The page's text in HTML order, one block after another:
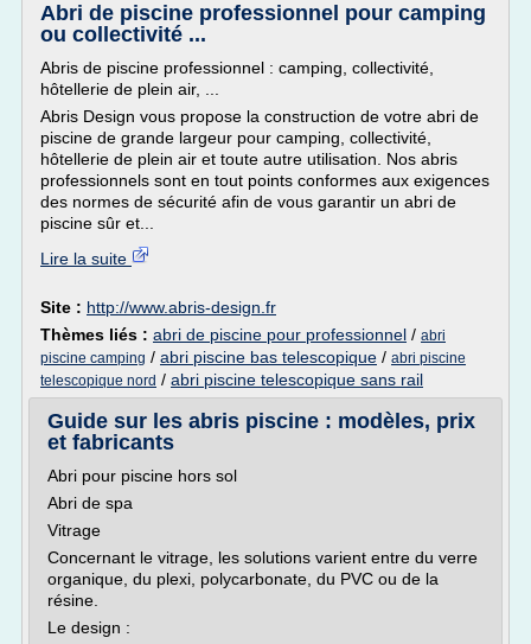
Abri de piscine professionnel pour camping
ou collectivité ...
Abris de piscine professionnel : camping, collectivité,
hôtellerie de plein air, ...
Abris Design vous propose la construction de votre abri de
piscine de grande largeur pour camping, collectivité,
hôtellerie de plein air et toute autre utilisation. Nos abris
professionnels sont en tout points conformes aux exigences
des normes de sécurité afin de vous garantir un abri de
piscine sûr et...
Lire la suite
Site : http://www.abris-design.fr
Thèmes liés : abri de piscine pour professionnel / abri
piscine camping / abri piscine bas telescopique / abri piscine
telescopique nord / abri piscine telescopique sans rail
Guide sur les abris piscine : modèles, prix
et fabricants
Abri pour piscine hors sol
Abri de spa
Vitrage
Concernant le vitrage, les solutions varient entre du verre
organique, du plexi, polycarbonate, du PVC ou de la
résine.
Le design :